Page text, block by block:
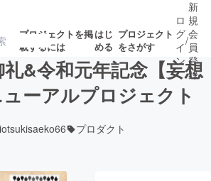
プロジェクトを掲
載するには
はじ
める
プロジェクト
をさがす
ェクト
募集終了が近いプ
ロジェクト
ロ
グ
イ
ン
/
新
規
会
員
登
録
&令和元年記念【妄想
ーアルプロジェクト
プロダクト